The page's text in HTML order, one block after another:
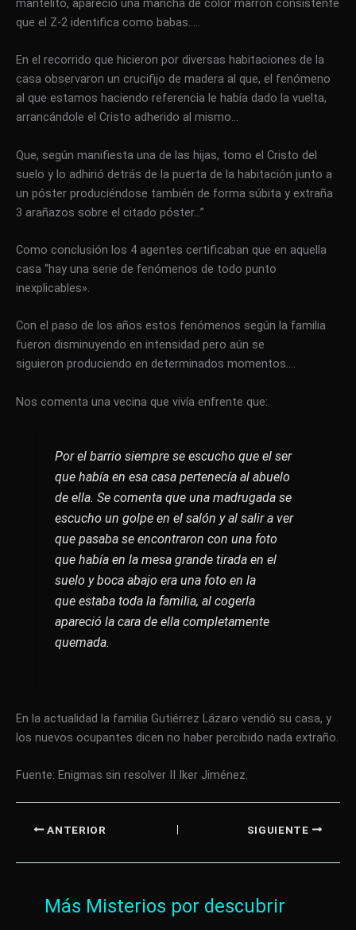
mantelito, apareció una mancha de color marrón consistente
que el Z-2 identifica como babas…..
En el recorrido que hicieron por diversas habitaciones de la
casa observaron un crucifijo de madera al que, el fenómeno
al que estamos haciendo referencia le había dado la vuelta,
arrancándole el Cristo adherido al mismo…
Que, según manifiesta una de las hijas, tomo el Cristo del
suelo y lo adhirió detrás de la puerta de la habitación junto a
un póster produciéndose también de forma súbita y extraña
3 arañazos sobre el citado póster…”
Como conclusión los 4 agentes certificaban que en aquella
casa “hay una serie de fenómenos de todo punto
inexplicables».
Con el paso de los años estos fenómenos según la familia
fueron disminuyendo en intensidad pero aún se
siguieron produciendo en determinados momentos….
Nos comenta una vecina que vivía enfrente que:
Por el barrio siempre se escucho que el ser
que había en esa casa pertenecía al abuelo
de ella. Se comenta que una madrugada se
escucho un golpe en el salón y al salir a ver
que pasaba se encontraron con una foto
que había en la mesa grande tirada en el
suelo y boca abajo era una foto en la
que estaba toda la familia, al cogerla
apareció la cara de ella completamente
quemada.
En la actualidad la familia Gutiérrez Lázaro vendió su casa, y
los nuevos ocupantes dicen no haber percibido nada extraño.
Fuente: Enigmas sin resolver II Iker Jiménez.
ANTERIOR SIGUIENTE
Más Misterios por descubrir